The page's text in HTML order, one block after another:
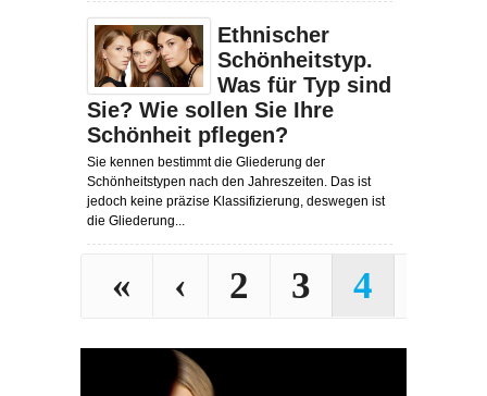
Ethnischer
Schönheitstyp.
Was für Typ sind
Sie? Wie sollen Sie Ihre
Schönheit pflegen?
Sie kennen bestimmt die Gliederung der
Schönheitstypen nach den Jahreszeiten. Das ist
jedoch keine präzise Klassifizierung, deswegen ist
die Gliederung...
« ‹ 2 3 4